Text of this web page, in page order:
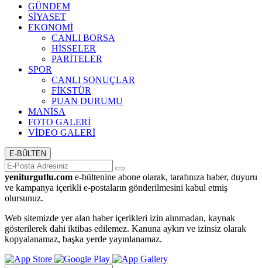
GÜNDEM
SİYASET
EKONOMİ
CANLI BORSA
HİSSELER
PARİTELER
SPOR
CANLI SONUÇLAR
FİKSTÜR
PUAN DURUMU
MANİSA
FOTO GALERİ
VİDEO GALERİ
E-BÜLTEN
yeniturgutlu.com e-bültenine abone olarak, tarafınıza haber, duyuru
ve kampanya içerikli e-postaların gönderilmesini kabul etmiş
olursunuz.
Web sitemizde yer alan haber içerikleri izin alınmadan, kaynak
gösterilerek dahi iktibas edilemez. Kanuna aykırı ve izinsiz olarak
kopyalanamaz, başka yerde yayınlanamaz.